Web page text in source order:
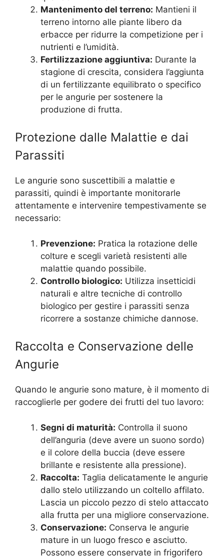
Mantenimento del terreno: Mantieni il
terreno intorno alle piante libero da
erbacce per ridurre la competizione per i
nutrienti e l’umidità.
Fertilizzazione aggiuntiva: Durante la
stagione di crescita, considera l’aggiunta
di un fertilizzante equilibrato o specifico
per le angurie per sostenere la
produzione di frutta.
Protezione dalle Malattie e dai
Parassiti
Le angurie sono suscettibili a malattie e
parassiti, quindi è importante monitorarle
attentamente e intervenire tempestivamente se
necessario:
Prevenzione: Pratica la rotazione delle
colture e scegli varietà resistenti alle
malattie quando possibile.
Controllo biologico: Utilizza insetticidi
naturali e altre tecniche di controllo
biologico per gestire i parassiti senza
ricorrere a sostanze chimiche dannose.
Raccolta e Conservazione delle
Angurie
Quando le angurie sono mature, è il momento di
raccoglierle per godere dei frutti del tuo lavoro:
Segni di maturità: Controlla il suono
dell’anguria (deve avere un suono sordo)
e il colore della buccia (deve essere
brillante e resistente alla pressione).
Raccolta: Taglia delicatamente le angurie
dallo stelo utilizzando un coltello affilato.
Lascia un piccolo pezzo di stelo attaccato
alla frutta per una migliore conservazione.
Conservazione: Conserva le angurie
mature in un luogo fresco e asciutto.
Possono essere conservate in frigorifero